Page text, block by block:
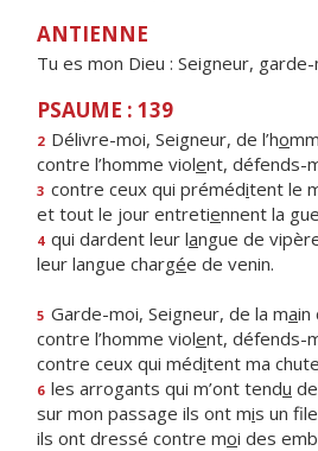
ANTIENNE
Tu es mon Dieu : Seigneur, garde-
PSAUME : 139
2 Délivre-moi, Seigneur, de l’ho
contre l’homme violent, défends-
3 contre ceux qui préméditent le
et tout le jour entretiennent la
4 qui dardent leur langue de
leur langue chargée de venin.
5 Garde-moi, Seigneur, de la main
contre l’homme violent, défends-
contre ceux qui méditent ma
6 les arrogants qui m’ont tendu
sur mon passage ils ont mis un
ils ont dressé contre moi des